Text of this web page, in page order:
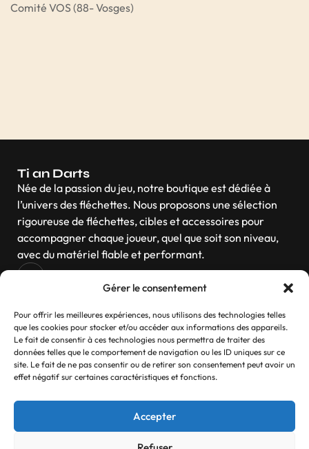
Gérer le consentement
Pour offrir les meilleures expériences, nous utilisons des technologies telles
que les cookies pour stocker et/ou accéder aux informations des appareils.
Le fait de consentir à ces technologies nous permettra de traiter des
données telles que le comportement de navigation ou les ID uniques sur ce
site. Le fait de ne pas consentir ou de retirer son consentement peut avoir un
effet négatif sur certaines caractéristiques et fonctions.
Accepter
Comité VOS (88- Vosges)
Ti an Darts
Née de la passion du jeu, notre boutique est dédiée à
l’univers des fléchettes. Nous proposons une sélection
rigoureuse de fléchettes, cibles et accessoires pour
accompagner chaque joueur, quel que soit son niveau,
avec du matériel fiable et performant.
Navigation
Contactez-nous
Contact